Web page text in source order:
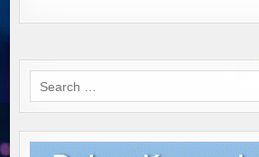
Search
for: